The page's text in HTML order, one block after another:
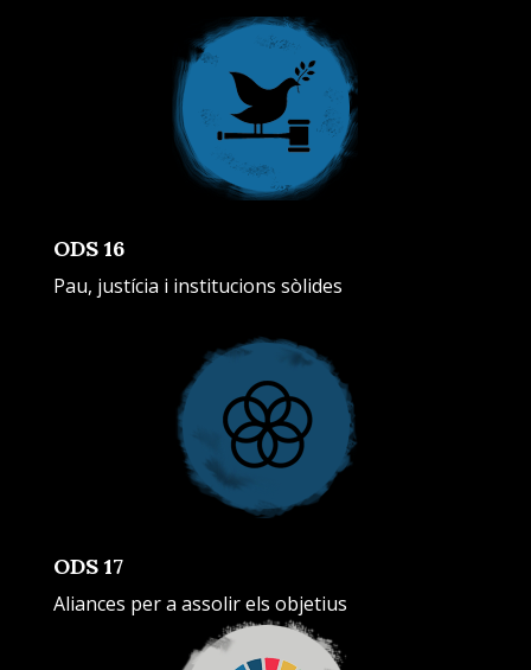
ODS 16
Pau, justícia i institucions sòlides
ODS 17
Aliances per a assolir els objetius